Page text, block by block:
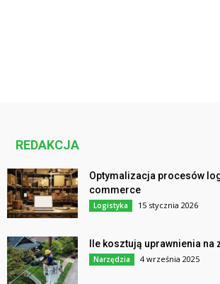
REDAKCJA
Optymalizacja procesów
commerce
Logistyka 15 stycznia 2026
Ile kosztują uprawnienia na
Narzędzia 4 września 2025